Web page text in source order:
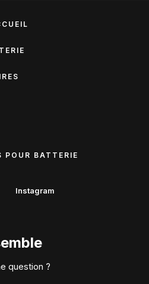
POUR BATTERIE
Instagram
question ?